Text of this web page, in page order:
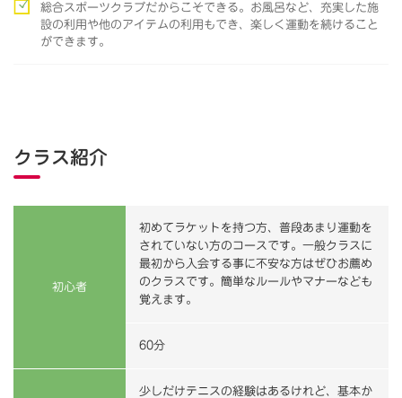
総合スポーツクラブだからこそできる。お風呂など、充実した施
設の利用や他のアイテムの利用もでき、楽しく運動を続けること
ができます。
クラス紹介
初心者
初めてラケットを持つ方、普段あまり運動を
されていない方のコースです。一般クラスに
最初から入会する事に不安な方はぜひお薦め
のクラスです。簡単なルールやマナーなども
覚えます。
60分
少しだけテニスの経験はあるけれど、基本か